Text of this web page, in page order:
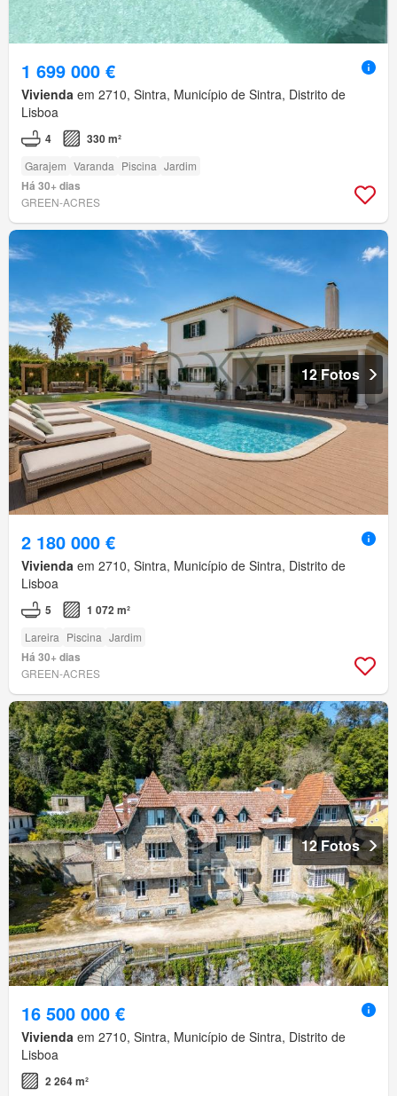
1 699 000 €
Vivienda em 2710, Sintra, Município de Sintra, Distrito de
Lisboa
4 330 m²
Garajem Varanda Piscina Jardim
Há 30+ dias
GREEN-ACRES
12 Fotos
2 180 000 €
Vivienda em 2710, Sintra, Município de Sintra, Distrito de
Lisboa
5 1 072 m²
Lareira Piscina Jardim
Há 30+ dias
GREEN-ACRES
12 Fotos
16 500 000 €
Vivienda em 2710, Sintra, Município de Sintra, Distrito de
Lisboa
2 264 m²